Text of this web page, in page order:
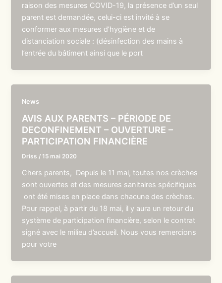
raison des mesures COVID-19, la présence d’un seul
parent est demandée, celui-ci est invité à se
conformer aux mesures d’hygiène et de
distanciation sociale : (désinfection des mains à
l’entrée du bâtiment ainsi que le port
News
AVIS AUX PARENTS – PÉRIODE DE
DECONFINEMENT – OUVERTURE –
PARTICIPATION FINANCIÈRE
Driss /15 mai 2020
Chers parents, Depuis le 11 mai, toutes nos crèches
sont ouvertes et des mesures sanitaires spécifiques
ont été mises en place dans chacune des crèches.
Pour rappel, à partir du 18 mai, il y aura un retour du
système de participation financière, selon le contrat
signé avec le milieu d’accueil. Nous vous remercions
pour votre